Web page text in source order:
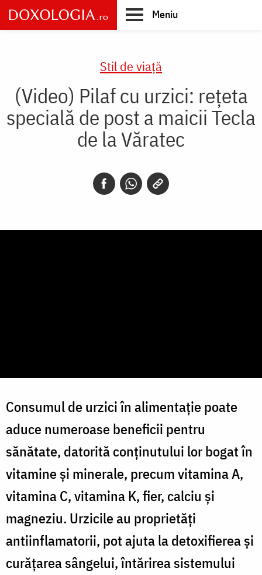
Skip
to
main
Meniu
Stil de viaţă
(Video) Pilaf cu urzici: rețeta
specială de post a maicii Tecla
de la Văratec
Consumul de urzici în alimentație poate
aduce numeroase beneficii pentru
sănătate, datorită conținutului lor bogat în
vitamine și minerale, precum vitamina A,
vitamina C, vitamina K, fier, calciu și
magneziu. Urzicile au proprietăți
antiinflamatorii, pot ajuta la detoxifierea și
curățarea sângelui, întărirea sistemului